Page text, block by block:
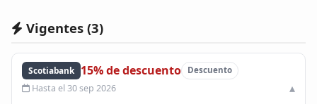
Tarjetas de Crédito
Promociones
Vigentes (3)
Scotiabank 15% de descuento Descuento
Hasta el 30 sep 2026